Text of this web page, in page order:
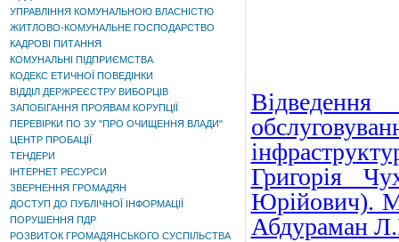
УПРАВЛІННЯ КОМУНАЛЬНОЮ ВЛАСНІСТЮ
ЖИТЛОВО-КОМУНАЛЬНЕ ГОСПОДАРСТВО
КАДРОВІ ПИТАННЯ
КОМУНАЛЬНІ ПІДПРИЄМСТВА
КОДЕКС ЕТИЧНОЇ ПОВЕДІНКИ
ВІДДІЛ ДЕРЖРЕЄСТРУ ВИБОРЦІВ
ЗАПОБІГАННЯ ПРОЯВАМ КОРУПЦІЇ
ПЕРЕВІРКИ ПО ЗУ "ПРО ОЧИЩЕННЯ ВЛАДИ"
ЦЕНТР ПРОБАЦІЇ
ТЕНДЕРИ
ІНТЕРНЕТ РЕСУРСИ
ЗВЕРНЕННЯ ГРОМАДЯН
ДОСТУП ДО ПУБЛІЧНОЇ ІНФОРМАЦІЇ
ПОРУШЕННЯ ПДР
РОЗВИТОК ГРОМАДЯНСЬКОГО СУСПІЛЬСТВА
Григорія
Юрійович).
Абдураман